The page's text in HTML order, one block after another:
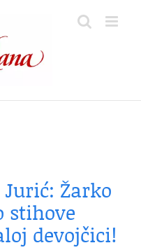
Žarko
stihove
devojčici!